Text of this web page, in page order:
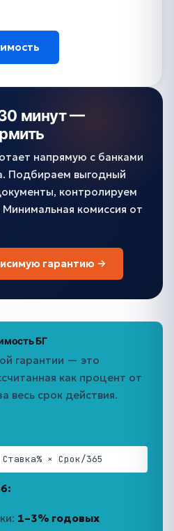
минут —
напрямую с банками
Подбираем выгодный
контролируем
комиссия от
гарантию →
БГ
гарантии — это
как процент от
весь срок действия.
× Срок/365
1–3% годовых